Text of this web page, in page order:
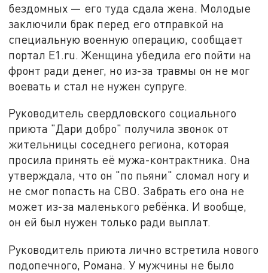
бездомных — его туда сдала жена. Молодые
заключили брак перед его отправкой на
специальную военную операцию, сообщает
портал E1.ru. Женщина убедила его пойти на
фронт ради денег, но из-за травмы он не мог
воевать и стал не нужен супруге.
Руководитель свердловского социального
приюта "Дари добро" получила звонок от
жительницы соседнего региона, которая
просила принять её мужа-контрактника. Она
утверждала, что он "по пьяни" сломал ногу и
не смог попасть на СВО. Забрать его она не
может из-за маленького ребёнка. И вообще,
он ей был нужен только ради выплат.
Руководитель приюта лично встретила нового
подопечного, Романа. У мужчины не было